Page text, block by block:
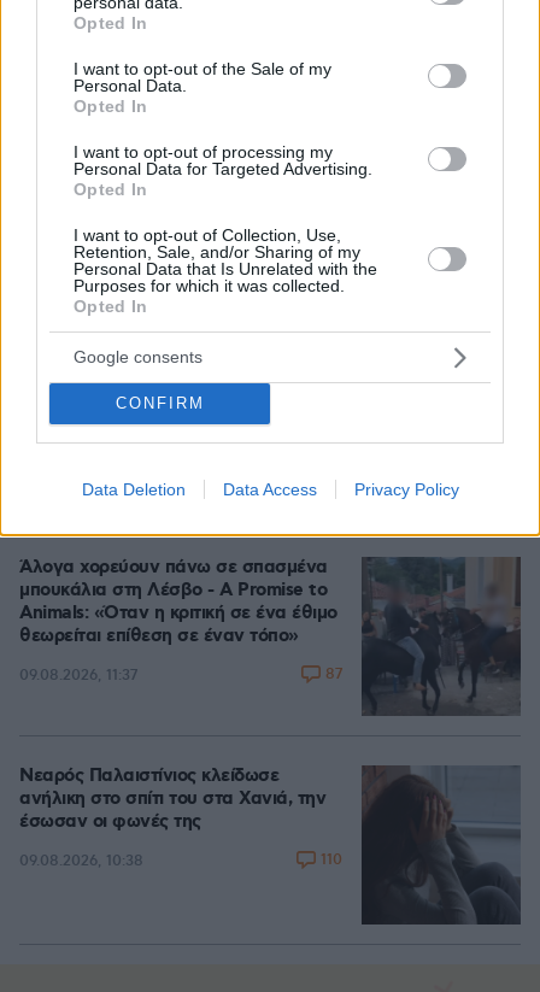
grant or deny consent to Google and its third-party tags to
use your data for below specified purposes in below Google
consent section.
Opted In
I want to opt-out of the Sale of my
Personal Data.
Opted In
I want to opt-out of processing my
Personal Data for Targeted Advertising.
Opted In
I want to opt-out of Collection, Use,
Retention, Sale, and/or Sharing of my
Personal Data that Is Unrelated with the
Purposes for which it was collected.
Opted In
Google consents
CONFIRM
Data Deletion Data Access Privacy Policy
09.08.2026, 08:33
Ποιοι βρίσκονται πίσω από το viral
τραγούδι Μου Χρωστάς Έναν
Αύγουστο: «Δεν βασίστηκε στον
χρήση AI
09.08.2026, 14:18 11
Η Βαλέρια Χοψονίδου βάφτισε τον γιο
της στη Βουλιαγμένη, δείτε
φωτογραφίες
09.08.2026, 09:44 12
Άλογα χορεύουν πάνω σε σπασμένα
μπουκάλια στη Λέσβο - A Promise to
Animals: «Όταν η κριτική σε ένα έθιμο
θεωρείται επίθεση σε έναν τόπο»
09.08.2026, 11:37 87
Νεαρός Παλαιστίνιος κλείδωσε
ανήλικη στο σπίτι του στα Χανιά, την
έσωσαν οι φωνές της
09.08.2026, 10:38 110